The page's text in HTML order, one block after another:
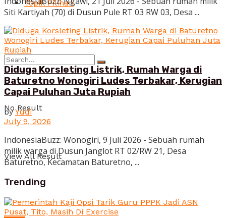
Topik Pilihan
No Result
View All Result
Siti Kartiyah (70) di Dusun Pule RT 03 RW 03, Desa ...
Diduga Korsleting Listrik, Rumah Warga di
Baturetno Wonogiri Ludes Terbakar, Kerugian
Capai Puluhan Juta Rupiah
by Yudi
July 9, 2026
IndonesiaBuzz: Wonogiri, 9 Juli 2026 - Sebuah rumah
milik warga di Dusun Janglot RT 02/RW 21, Desa
Baturetno, Kecamatan Baturetno, ...
Trending